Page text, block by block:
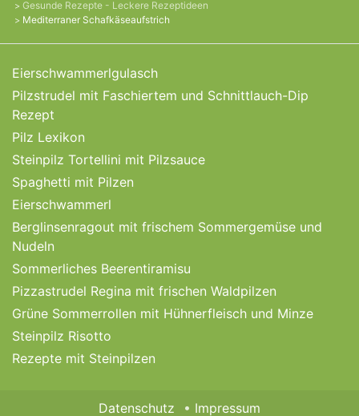
Gesunde Rezepte - Leckere Rezeptideen
Mediterraner Schafkäseaufstrich
Eierschwammerlgulasch
Pilzstrudel mit Faschiertem und Schnittlauch-Dip
Rezept
Pilz Lexikon
Steinpilz Tortellini mit Pilzsauce
Spaghetti mit Pilzen
Eierschwammerl
Berglinsenragout mit frischem Sommergemüse und
Nudeln
Sommerliches Beerentiramisu
Pizzastrudel Regina mit frischen Waldpilzen
Grüne Sommerrollen mit Hühnerfleisch und Minze
Steinpilz Risotto
Rezepte mit Steinpilzen
Datenschutz Impressum